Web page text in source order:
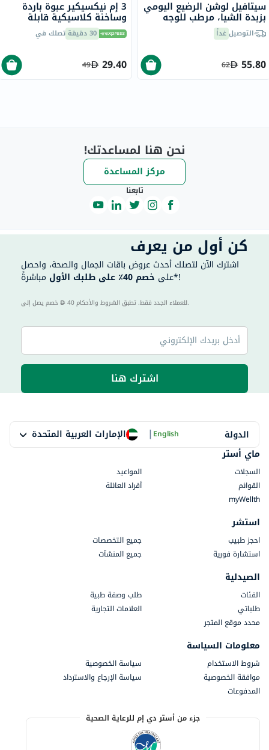
سيتافيل لوشن الرضيع اليومي
بزبدة الشيا، مرطب للوجه
والجسم للبشرة الحساسة
التوصيلغداً
55.80
62
3 إم نيكسيكير عبوة باردة
وساخنة كلاسيكية قابلة
لإعادة الاستخدام
30 دقيقة تصلك في
29.40
49
نحن هنا لمساعدتك!
مركز المساعدة
تابعنا
كن أول من يعرف
اشترك الآن لتصلك أحدث عروض باقات الجمال والصحة، واحصل
على خصم 40٪ على طلبك الأول مباشرةً*!
40 للعملاء الجدد فقط. تطبق الشروط والأحكام.
اشترك هنا
الدولة الإمارات العربية المتحدة |English
ماي أستر
السجلات
المواعيد
القوائم
أفراد العائلة
myWellth
استشر
احجز طبيب
جميع التخصصات
استشارة فورية
جميع المنشآت
الصيدلية
الفئات
طلب وصفة طبية
طلباتي
العلامات التجارية
محدد موقع المتجر
معلومات السياسة
شروط الاستخدام
سياسة الخصوصية
موافقة الخصوصية
سياسة الإرجاع والاسترداد
المدفوعات
جزء من أستر دي إم للرعاية الصحية